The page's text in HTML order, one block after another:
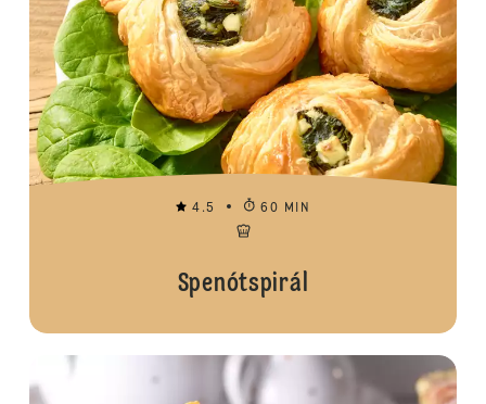
4.5 60 MIN
Spenótspirál